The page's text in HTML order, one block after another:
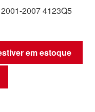
2007 4123Q5
em estoque